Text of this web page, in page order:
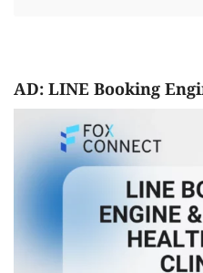
AD: LINE Booking